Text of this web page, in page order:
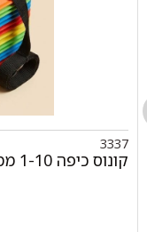
3337
קונוס כיפה 1-10 ממוספר